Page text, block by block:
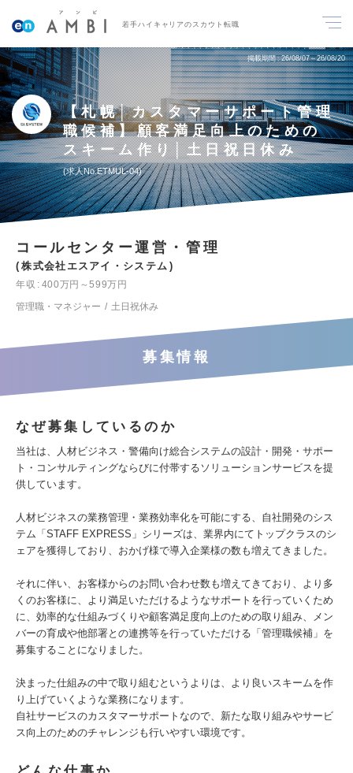
若手ハイキャリアのスカウト転職
掲載期間 26/08/07～26/08/20
【札幌│カスタマーサポート管理
職候補】顧客満足向上のための
スキーム作り│土日祝日休み
求人No.ETMUL-04
コールセンター運営・管理
株式会社エスアイ・システム
年収
400万円～599万円
管理職・マネジャー
土日祝休み
募集情報
なぜ募集しているのか
当社は、人材ビジネス・警備向け総合システムの設計・開発・サポー
ト・コンサルティングならびに付帯するソリューションサービスを提
供しています。
人材ビジネスの業務管理・業務効率化を可能にする、自社開発のシス
テム「STAFF EXPRESS」シリーズは、業界内にてトップクラスのシ
ェアを獲得しており、おかげ様で導入企業様の数も増えてきました。
それに伴い、お客様からのお問い合わせ数も増えてきており、より多
くのお客様に、より満足いただけるようなサポートを行っていくため
に、効率的な仕組みづくりや顧客満足度向上のための取り組み、メン
バーの育成や他部署との連携等を行っていただける「管理職候補」を
募集することになりました。
決まった仕組みの中で取り組むというよりは、より良いスキームを作
り上げていくような業務になります。
自社サービスのカスタマーサポートなので、新たな取り組みやサービ
ス向上のためのチャレンジも行いやすい環境です。